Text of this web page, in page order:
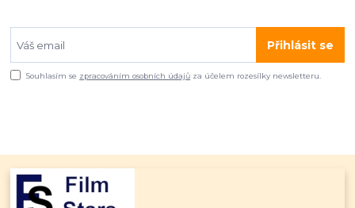
Přihlásit se
Souhlasím se zpracováním osobních údajů za účelem rozesílky newsletteru.